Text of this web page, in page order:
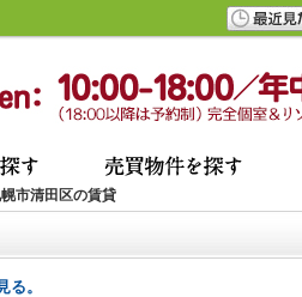
市清田区の賃貸
。